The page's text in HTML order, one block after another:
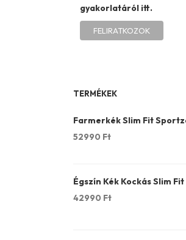
gyakorlatáról itt.
TERMÉKEK
Farmerkék Slim Fit
52990 Ft
Égszín Kék Kockás Slim
42990 Ft